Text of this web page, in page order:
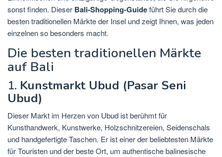
sonst finden. Dieser Bali-Shopping-Guideführt Sie durch die
besten traditionellen Märkte der Insel und zeigt Ihnen, was jeden
einzelnen so besonders macht.
Die besten traditionellen Märkte
auf Bali
1. Kunstmarkt Ubud (Pasar Seni
Ubud)
Dieser Markt im Herzen von Ubud ist berühmt für
Kunsthandwerk, Kunstwerke, Holzschnitzereien, Seidenschals
und handgefertigte Taschen. Er ist einer der beliebtesten Märkte
für Touristen und der beste Ort, um authentische balinesische